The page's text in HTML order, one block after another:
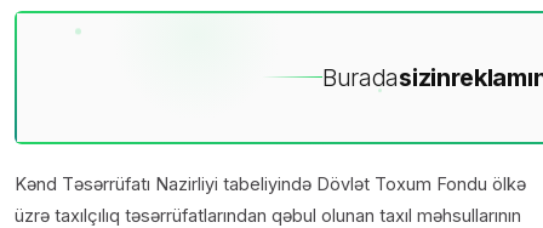
Buradasizin
Kənd Təsərrüfatı Nazirliyi tabeliyində Dövlət Toxum Fondu ölkə
üzrə taxılçılıq təsərrüfatlarından qəbul olunan taxıl məhsullarının